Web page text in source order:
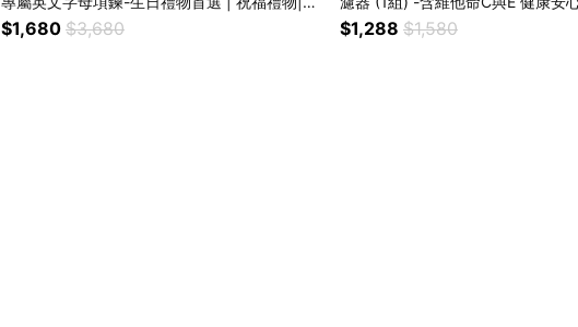
密禮物
$1,680 $3,680
濾芯2個【AquaLumia】一點小心
每一天
$1,288 $1,580